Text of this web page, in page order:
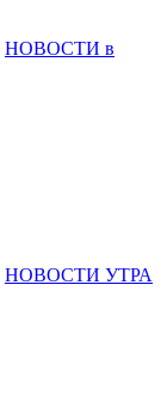
НОВОСТИ в
НОВОСТИ УТРА